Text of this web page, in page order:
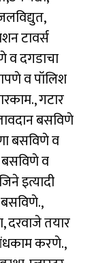
टावर्स
व दगडाचा
व पॉलिश
गटार
बसविणे
बसविणे व
बसविणे व
इत्यादी
दरवाजे तयार
करणे.,